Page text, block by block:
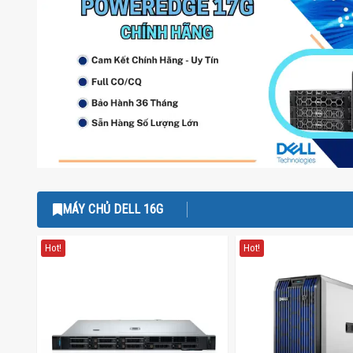
MÁY CHỦ DELL 16G
Hot! Hot!